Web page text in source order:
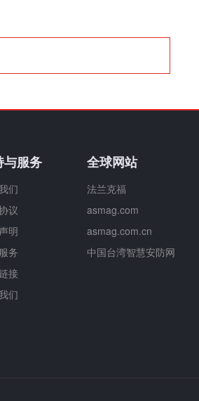
与服务
们
议
明
务
接
们
全球网站
法兰克福
asmag.com
asmag.com.cn
中国台湾智慧安防网